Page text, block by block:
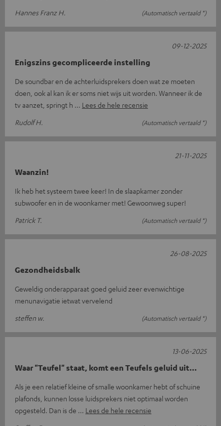
Hannes Franz H.
(Automatisch vertaald *)
Enigszins gecompliceerde instelling
De soundbar en de achterluidsprekers doen wat ze moeten
doen, ook al kan ik er soms niet wijs uit worden. Wanneer ik de
tv aanzet, springt h
Lees de hele recensie
Rudolf H.
(Automatisch vertaald *)
09-12-2025
Waanzin!
Ik heb het systeem twee keer! In de slaapkamer zonder
subwoofer en in de woonkamer met! Gewoonweg super!
Patrick T.
(Automatisch vertaald *)
21-11-2025
Gezondheidsbalk
Geweldig onderapparaat goed geluid zeer evenwichtige
menunavigatie ietwat vervelend
steffen w.
(Automatisch vertaald *)
26-08-2025
Waar "Teufel" staat, komt een Teufels geluid uit...
Als je een relatief kleine of smalle woonkamer hebt of schuine
plafonds, kunnen losse luidsprekers niet optimaal worden
opgesteld. Dan is de
Lees de hele recensie
13-06-2025